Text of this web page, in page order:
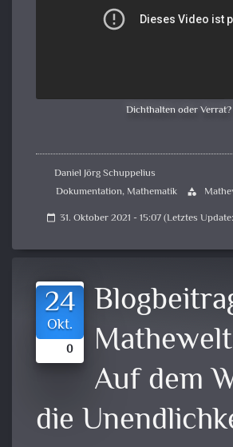
Dichthalten oder Verrat?
Daniel Jörg Schuppelius
Dokumentation, Mathematik category
calendar_today 31. Oktober 2021 - 15:07 (Letztes
24
Okt.
0
Auf dem
die